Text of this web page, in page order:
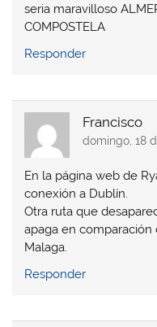
seria maravilloso
COMPOSTELA
Responder
Francisco
domingo, 18
En la página web de
conexión a Dublín.
Otra ruta que
apaga en comparación
Malaga.
Responder